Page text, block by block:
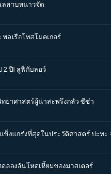
ลสาบหนาวจัด
ลเรือโทสโมคเกอร์
2 ปี! ลูฟี่กับลอว์
ทยาศาสตร์ผู้น่าสะพรึงกลัว ซีซ่า
ข็งแกร่งที่สุดในประวัติศาสตร์ ปะทะ
ลองอันโหดเหี้ยมของมาสเตอร์